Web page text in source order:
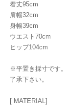
着丈95cm
肩幅32cm
身幅39cm
ウエスト70cm
ヒップ104cm
※平置き採寸です
了承下さい。
[ MATERIAL]